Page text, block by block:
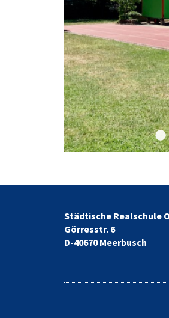
Städtische Realschule
Görresstr. 6
D-40670 Meerbusch